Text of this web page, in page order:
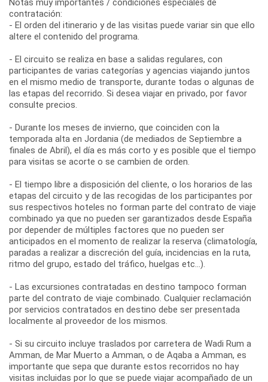
contratación:
- El orden del itinerario y de las visitas puede variar sin que ello
altere el contenido del programa.
- El circuito se realiza en base a salidas regulares, con
participantes de varias categorías y agencias viajando juntos
en el mismo medio de transporte, durante todas o algunas de
las etapas del recorrido. Si desea viajar en privado, por favor
consulte precios.
- Durante los meses de invierno, que coinciden con la
temporada alta en Jordania (de mediados de Septiembre a
finales de Abril), el día es más corto y es posible que el tiempo
para visitas se acorte o se cambien de orden.
- El tiempo libre a disposición del cliente, o los horarios de las
etapas del circuito y de las recogidas de los participantes por
sus respectivos hoteles no forman parte del contrato de viaje
combinado ya que no pueden ser garantizados desde España
por depender de múltiples factores que no pueden ser
anticipados en el momento de realizar la reserva (climatología,
paradas a realizar a discreción del guía, incidencias en la ruta,
ritmo del grupo, estado del tráfico, huelgas etc...).
- Las excursiones contratadas en destino tampoco forman
parte del contrato de viaje combinado. Cualquier reclamación
por servicios contratados en destino debe ser presentada
localmente al proveedor de los mismos.
- Si su circuito incluye traslados por carretera de Wadi Rum a
Amman, de Mar Muerto a Amman, o de Aqaba a Amman, es
importante que sepa que durante estos recorridos no hay
visitas incluidas por lo que se puede viajar acompañado de un